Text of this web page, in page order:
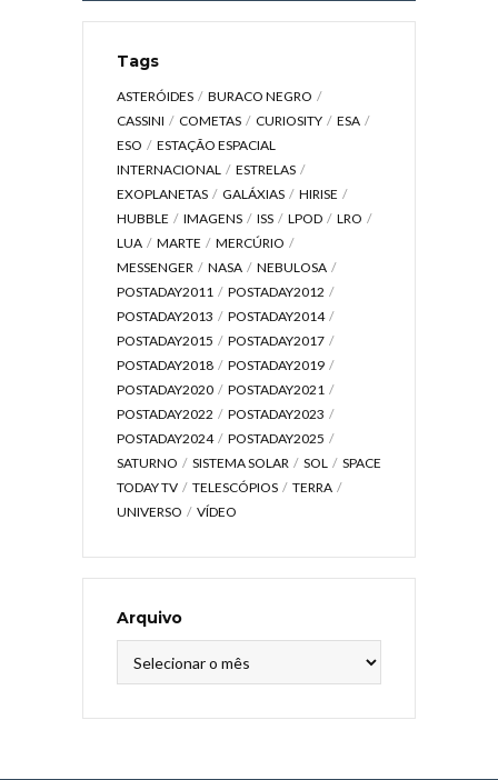
Tags
ASTERÓIDES
BURACO NEGRO
CASSINI
COMETAS CURIOSITY
ESA
ESO
ESTAÇÃO ESPACIAL
INTERNACIONAL
ESTRELAS
EXOPLANETAS
GALÁXIAS
HIRISE
HUBBLE
IMAGENS ISS LPOD
LRO
LUA
MARTE
MERCÚRIO
MESSENGER
NASA
NEBULOSA
POSTADAY2011
POSTADAY2012
POSTADAY2013
POSTADAY2014
POSTADAY2015
POSTADAY2017
POSTADAY2018
POSTADAY2019
POSTADAY2020
POSTADAY2021
POSTADAY2022
POSTADAY2023
POSTADAY2024
POSTADAY2025
SATURNO
SISTEMA SOLAR SOL
SPACE
TODAY TV
TELESCÓPIOS
TERRA
UNIVERSO
VÍDEO
Arquivo